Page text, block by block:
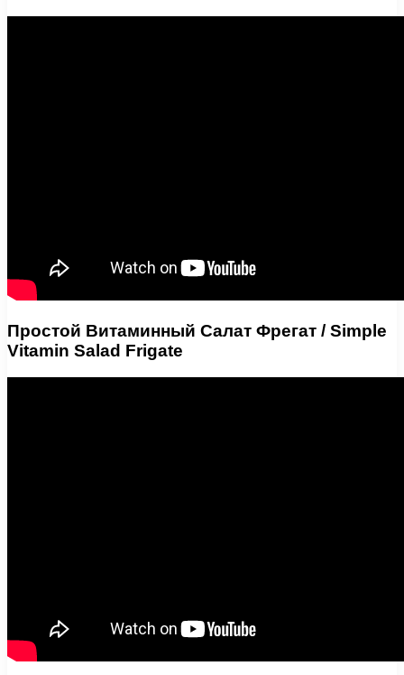
Простой Витаминный Салат Фрегат / Simple
Vitamin Salad Frigate